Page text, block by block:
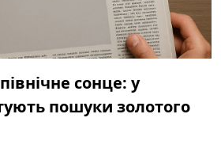
сонце: у
пошуки золотого